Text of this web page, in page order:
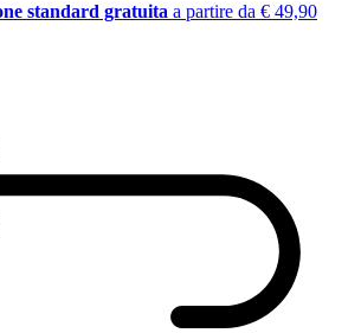
standard gratuita a partire da € 49,90